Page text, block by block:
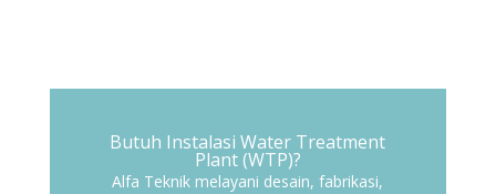
Butuh Instalasi Water Treatment
Plant (WTP)?
Alfa Teknik melayani desain, fabrikasi,